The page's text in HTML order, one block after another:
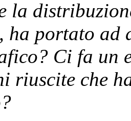
la
ha portato ad
Ci fa un
riuscite che